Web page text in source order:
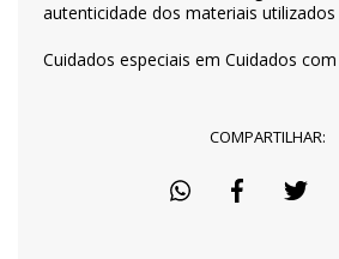
autenticidade dos materiais
Cuidados especiais em Cuidados
COMPARTILHAR: